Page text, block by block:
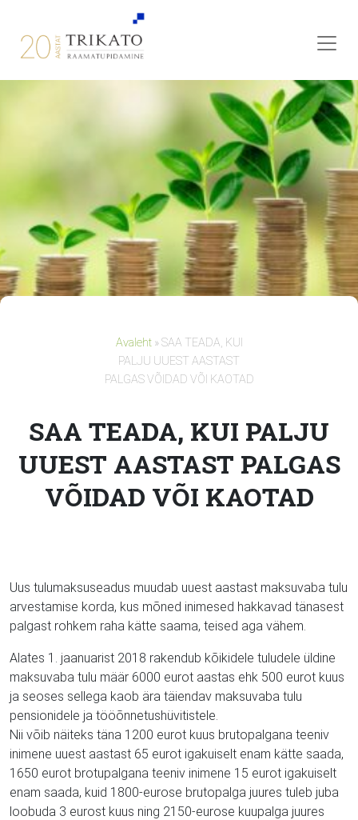
Avaleht»SAA TEADA, KUI
PALJU UUEST AASTAST
PALGAS VÕIDAD VÕI KAOTAD
SAA TEADA, KUI PALJU
UUEST AASTAST PALGAS
VÕIDAD VÕI KAOTAD
Uus tulumaksuseadus muudab uuest aastast maksuvaba tulu
arvestamise korda, kus mõned inimesed hakkavad tänasest
palgast rohkem raha kätte saama, teised aga vähem.
Alates 1. jaanuarist 2018 rakendub kõikidele tuludele üldine
maksuvaba tulu määr 6000 eurot aastas ehk 500 eurot kuus
ja seoses sellega kaob ära täiendav maksuvaba tulu
pensionidele ja tööõnnetushüvitistele.
Nii võib näiteks täna 1200 eurot kuus brutopalgana teeniv
inimene uuest aastast 65 eurot igakuiselt enam kätte saada,
1650 eurot brotupalgana teeniv inimene 15 eurot igakuiselt
enam saada, kuid 1800-eurose brutopalga juures tuleb juba
loobuda 3 eurost kuus ning 2150-eurose kuupalga juures